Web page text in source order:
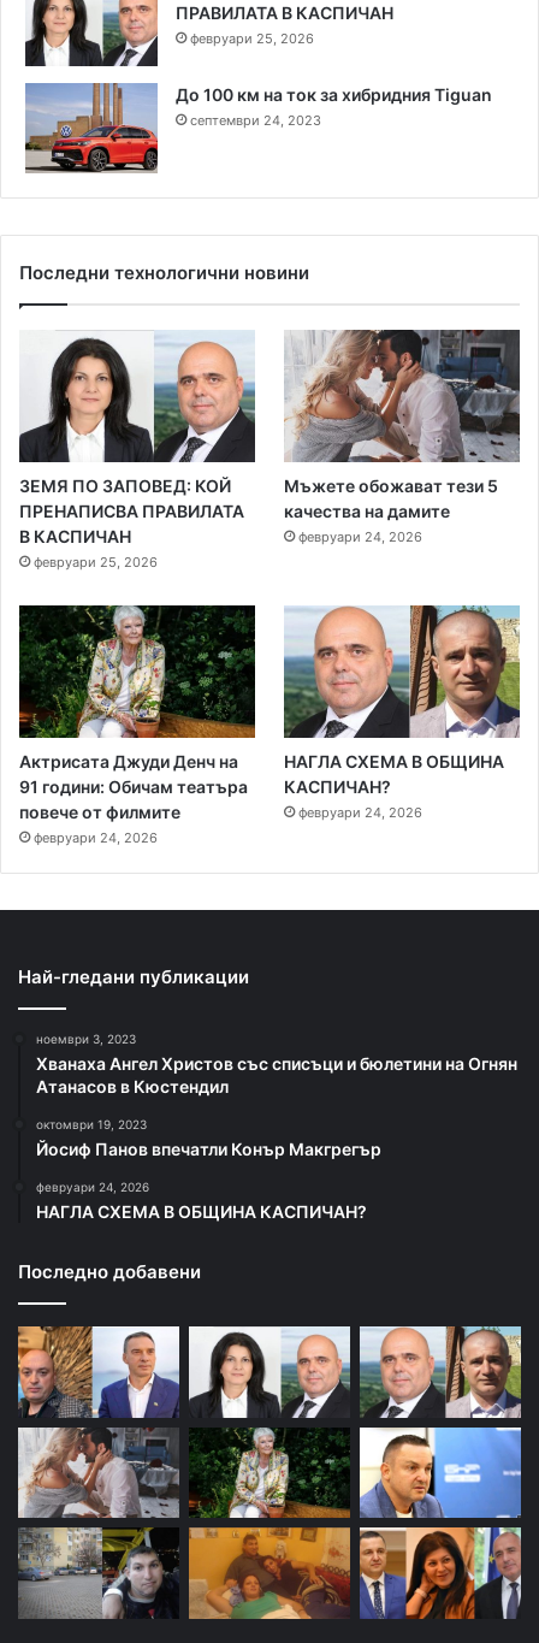
ПРАВИЛАТА В КАСПИЧАН
февруари 25, 2026
До 100 км на ток за хибридния Tiguan
септември 24, 2023
Последни технологични новини
ЗЕМЯ ПО ЗАПОВЕД: КОЙ
ПРЕНАПИСВА ПРАВИЛАТА
В КАСПИЧАН
февруари 25, 2026
Мъжете обожават тези 5
качества на дамите
февруари 24, 2026
Актрисата Джуди Денч на
91 години: Обичам театъра
повече от филмите
февруари 24, 2026
НАГЛА СХЕМА В ОБЩИНА
КАСПИЧАН?
февруари 24, 2026
Най-гледани публикации
ноември 3, 2023
Хванаха Ангел Христов със списъци и бюлетини на Огнян
Атанасов в Кюстендил
октомври 19, 2023
Йосиф Панов впечатли Конър Макгрегър
февруари 24, 2026
НАГЛА СХЕМА В ОБЩИНА КАСПИЧАН?
Последно добавени